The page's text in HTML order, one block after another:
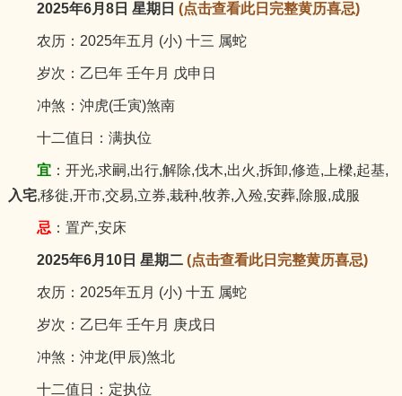
2025年6月8日 星期日 (点击查看此日完整黄历喜忌)
农历：2025年五月 (小) 十三 属蛇
岁次：乙巳年 壬午月 戊申日
冲煞：沖虎(壬寅)煞南
十二值日：满执位
宜：开光,求嗣,出行,解除,伐木,出火,拆卸,修造,上樑,起基,
入宅,移徙,开市,交易,立券,栽种,牧养,入殓,安葬,除服,成服
忌 ：置产,安床
2025年6月10日 星期二 (点击查看此日完整黄历喜忌)
农历：2025年五月 (小) 十五 属蛇
岁次：乙巳年 壬午月 庚戌日
冲煞：沖龙(甲辰)煞北
十二值日：定执位